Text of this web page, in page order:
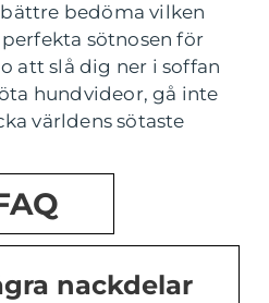
bedöma vilken
sötnosen för
att slå dig ner i soffan
hundvideor, gå inte
världens sötaste
nackdelar